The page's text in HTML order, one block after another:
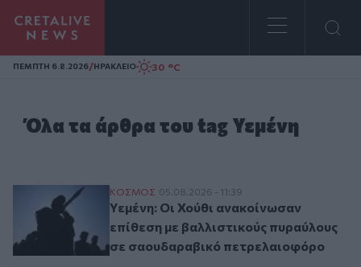
Homepage
ΠΕΜΠΤΗ 6.8.2026/ΗΡΑΚΛΕΙΟ 30 °C
Όλα τα άρθρα του tag Υεμένη
Υεμένη: Οι Χούθι ανακοίνωσαν επίθεση
ΚΟΣΜΟΣ 05.08.2026 - 11:39
Υεμένη: Οι Χούθι ανακοίνωσαν
επίθεση με βαλλιστικούς πυραύλους
σε σαουδαραβικό πετρελαιοφόρο